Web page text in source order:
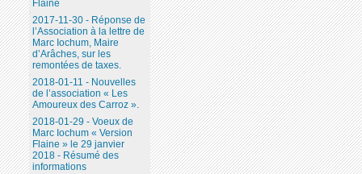
Flaine
2017-11-30 - Réponse de
l’Association à la lettre de
Marc Iochum, Maire
d’Arâches, sur les
remontées de taxes.
2018-01-11 - Nouvelles
de l’association « Les
Amoureux des Carroz ».
2018-01-29 - Voeux de
Marc Iochum « Version
Flaine » le 29 janvier
2018 - Résumé des
informations